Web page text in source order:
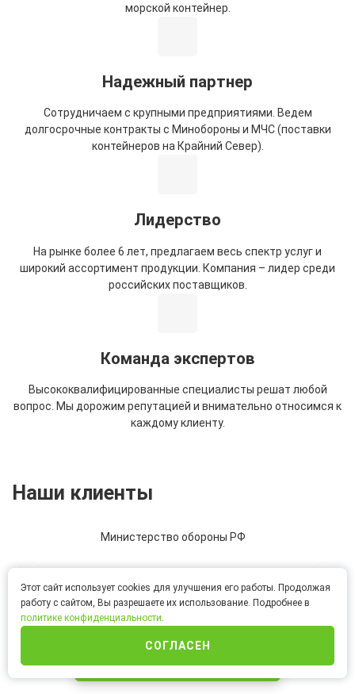
морской контейнер.
Надежный партнер
Сотрудничаем с крупными предприятиями. Ведем
долгосрочные контракты с Минобороны и МЧС (поставки
контейнеров на Крайний Север).
Лидерство
На рынке более 6 лет, предлагаем весь спектр услуг и
широкий ассортимент продукции. Компания – лидер среди
российских поставщиков.
Команда экспертов
Высококвалифицированные специалисты решат любой
вопрос. Мы дорожим репутацией и внимательно относимся к
каждому клиенту.
Наши клиенты
Министерство обороны РФ
Этот сайт использует cookies для улучшения его работы. Продолжая
работу с сайтом, Вы разрешаете их использование. Подробнее в
политике конфиденциальности.
СОГЛАСЕН